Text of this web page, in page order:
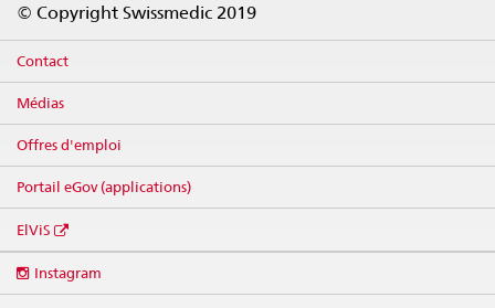
© Copyright Swissmedic 2019
Contact
Médias
Offres d'emploi
Portail eGov (applications)
ElViS
media
Instagram